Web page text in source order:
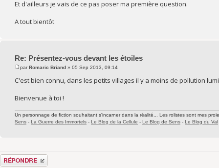
Et d'ailleurs je vais de ce pas poser ma première question.
A tout bientôt
Re: Présentez-vous devant les étoiles
parRomaric Briand » 05 Sep 2013, 09:14
C'est bien connu, dans les petits villages il y a moins de pollution
Bienvenue à toi !
Un personnage de fiction souhaitant s'incarner dans la réalité... Les rolistes sont mes
Sens - La Guerre des Immortels - Le Blog de la Cellule - Le Blog de Sens - Le Blog du Val
Répondre